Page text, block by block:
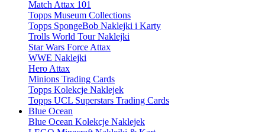
Match Attax 101
Topps Museum Collections
Topps SpongeBob Naklejki i Karty
Trolls World Tour Naklejki
Star Wars Force Attax
WWE Naklejki
Hero Attax
Minions Trading Cards
Topps Kolekcje Naklejek
Topps UCL Superstars Trading Cards
Blue Ocean
Blue Ocean Kolekcje Naklejek